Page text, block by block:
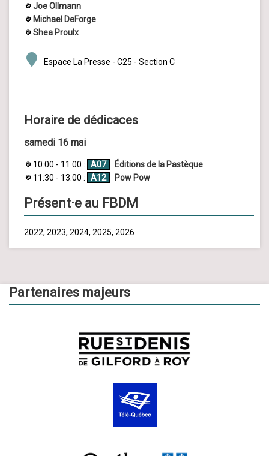
Joe Ollmann
Michael DeForge
Shea Proulx
Espace La Presse - C25 - Section C
Horaire de dédicaces
samedi 16 mai
10:00 - 11:00 : A07
Éditions de la Pastèque
11:30 - 13:00 :
A12 Pow Pow
Présent·e au FBDM
2022, 2023, 2024, 2025, 2026
Partenaires majeurs